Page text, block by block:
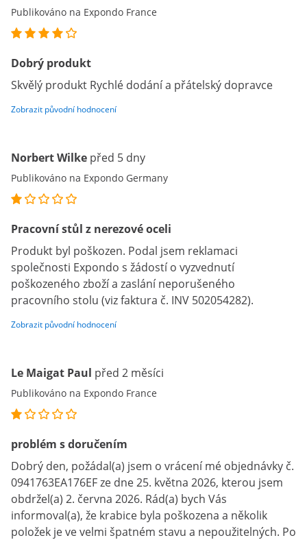
Publikováno na Expondo France
Dobrý produkt
Skvělý produkt Rychlé dodání a přátelský dopravce
Zobrazit původní hodnocení
Norbert Wilke před 5 dny
Publikováno na Expondo Germany
Pracovní stůl z nerezové oceli
Produkt byl poškozen. Podal jsem reklamaci
společnosti Expondo s žádostí o vyzvednutí
poškozeného zboží a zaslání neporušeného
pracovního stolu (viz faktura č. INV 502054282).
Zobrazit původní hodnocení
Le Maigat Paul před 2 měsíci
Publikováno na Expondo France
problém s doručením
Dobrý den, požádal(a) jsem o vrácení mé objednávky č.
0941763EA176EF ze dne 25. května 2026, kterou jsem
obdržel(a) 2. června 2026. Rád(a) bych Vás
informoval(a), že krabice byla poškozena a několik
položek je ve velmi špatném stavu a nepoužitelných. Po